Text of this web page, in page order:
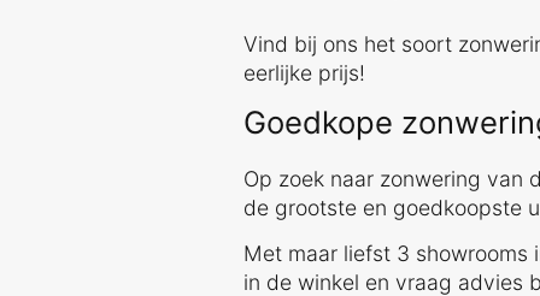
Vind bij ons het soort
eerlijke prijs!
Goedkope
Op zoek naar zonwering van
de grootste en goedkoopste
Met maar liefst 3 showrooms
in de winkel en vraag advies